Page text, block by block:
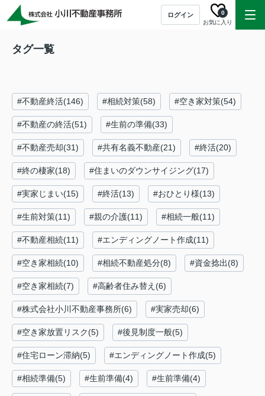
ログイン
お気に入り
0
タグ一覧
#不動産終活(146) #相続対策(58) #空き家対策(54)
#不動産の終活(51) #生前の準備(33)
#不動産売却(31) #共有名義不動産(21) #終活(20)
#終の棲家(18) #住まいのダウンサイジング(17)
#実家じまい(15) #終活(13) #おひとり様(13)
#生前対策(11) #親の介護(11) #相続一般(11)
#不動産相続(11) #エンディングノート作成(11)
#空き家相続(10) #相続不動産処分(8) #資金捻出(8)
#空き家相続(7) #高齢者住み替え(6)
#株式会社小川不動産事務所(6) #実家売却(6)
#空き家放置リスク(5) #後見制度一般(5)
#住宅ローン滞納(5) #エンディングノート作成(5)
#相続準備(5) #生前準備(4) #生前準備(4)